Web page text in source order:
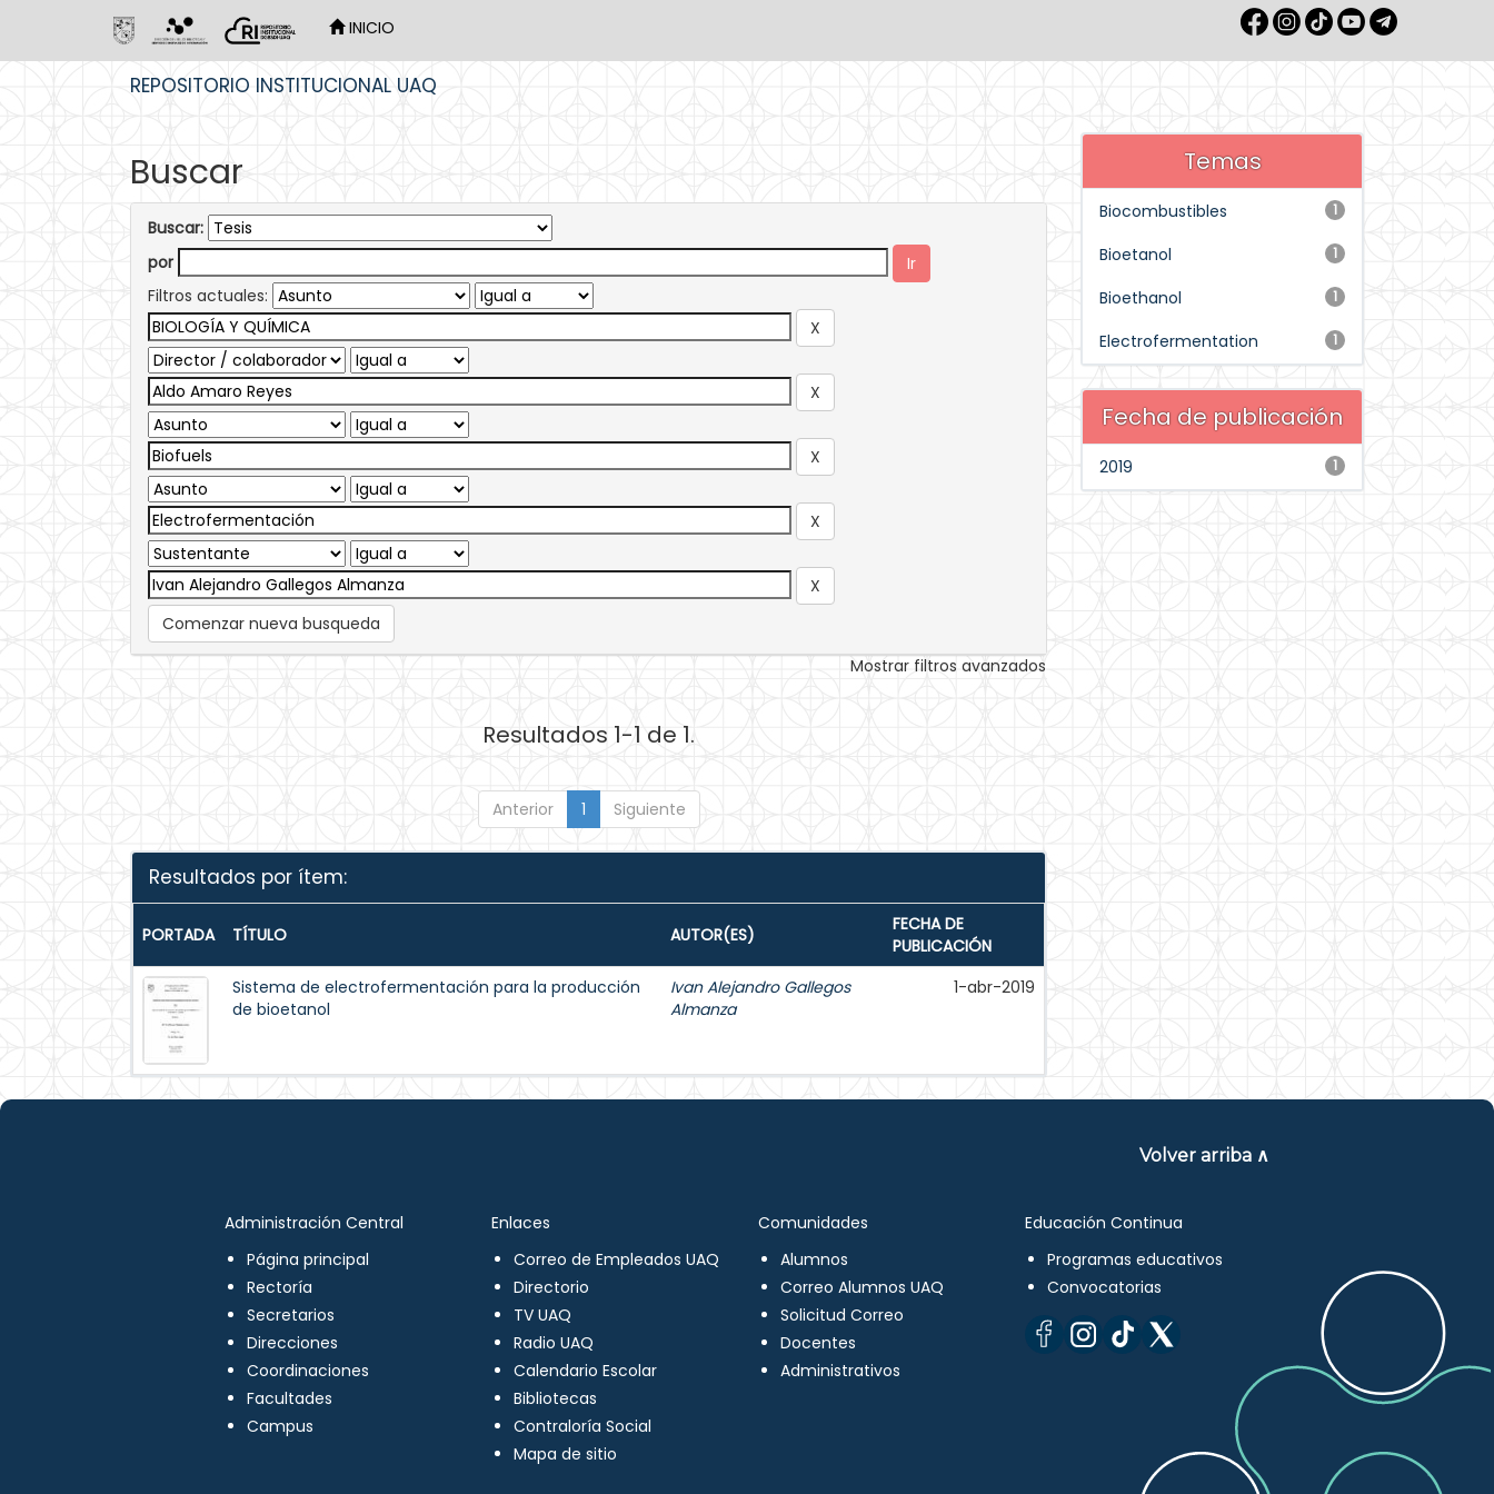
INICIO
REPOSITORIO INSTITUCIONAL UAQ
Buscar
Buscar:
por
Filtros actuales:
Comenzar nueva busqueda
Mostrar filtros avanzados
Resultados 1-1 de 1.
Anterior 1 Siguiente
Resultados por ítem:
PORTADA TÍTULO AUTOR(ES)
FECHA DE
PUBLICACIÓN
Sistema de electrofermentación para la producción
de bioetanol
Ivan Alejandro Gallegos
Almanza
1-abr-2019
Temas
1
Biocombustibles
1
Bioetanol
1
Bioethanol
1
Electrofermentation
Fecha de publicación
1
2019
Volver arriba ∧
Administración Central
Página principal
Rectoría
Secretarios
Direcciones
Coordinaciones
Facultades
Campus
Enlaces
Correo de Empleados UAQ
Directorio
TV UAQ
Radio UAQ
Calendario Escolar
Bibliotecas
Contraloría Social
Mapa de sitio
Comunidades
Alumnos
Correo Alumnos UAQ
Solicitud Correo
Docentes
Administrativos
Educación Continua
Programas educativos
Convocatorias